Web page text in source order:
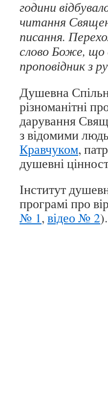
години
читання
писання.
слово Боже, що
проповідник з
Душевна
різноманітні
дарування
з відомими
Кравчуком,
душевні
Інститут
програмі про
№ 1, відео № 2).